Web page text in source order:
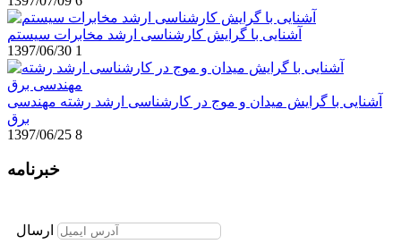
آشنایی با گرایش کارشناسی ارشد مخابرات سیستم
1397/06/30 1
آشنایی با گرایش میدان و موج در کارشناسی ارشد رشته مهندسی
برق
1397/06/25 8
خبرنامه
ارسال